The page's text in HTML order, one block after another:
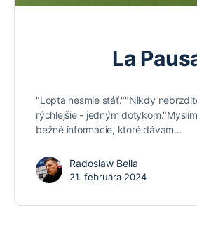
La
"Lopta nesmie stáť.""Nikdy
rýchlejšie - jedným
bežné informácie, ktoré dávam…
Radoslaw Bella
21. februára 2024